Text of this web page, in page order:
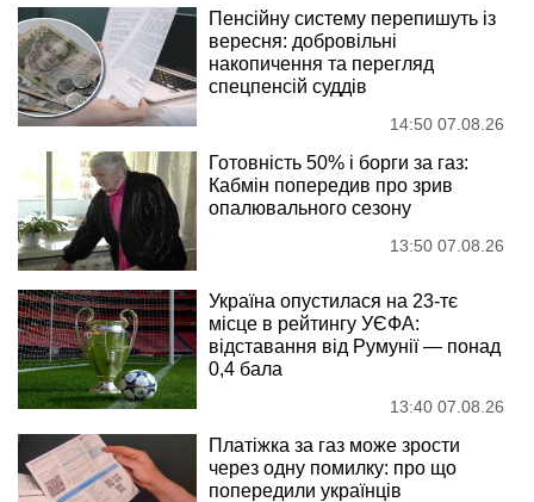
Пенсійну систему перепишуть із
вересня: добровільні
накопичення та перегляд
спецпенсій суддів
14:50 07.08.26
Готовність 50% і борги за газ:
Кабмін попередив про зрив
опалювального сезону
13:50 07.08.26
Україна опустилася на 23-тє
місце в рейтингу УЄФА:
відставання від Румунії — понад
0,4 бала
13:40 07.08.26
Платіжка за газ може зрости
через одну помилку: про що
попередили українців